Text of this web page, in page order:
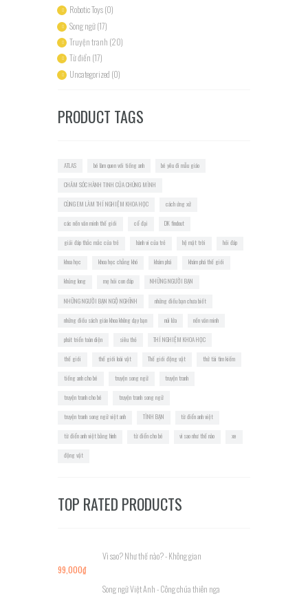
Robotic Toys(0)
Song ngữ(17)
Truyện tranh (20)
Từ điển (17)
Uncategorized (0)
PRODUCT TAGS
ATLAS bé làm quen với tiếng anh bé yêu đi mẫu giáo
CHĂM SÓC HÀNH TINH CỦA CHÚNG MÌNH
CÙNG EM LÀM THÍ NGHIỆM KHOA HỌC cách ứng xử
các nền văn minh thế giới cổ đại DK findout
giải đáp thắc mắc của trẻ hành vi của trẻ hệ mặt trời hỏi đáp
khoa học khoa học chẳng khó khám phá khám phá thế giới
khủng long mẹ hỏi con đáp NHỮNG NGƯỜI BẠN
NHỮNG NGƯỜI BẠN NGỘ NGHĨNH những điều bạn chưa biết
những điều sách giáo khoa không dạy bạn núi lửa nền văn minh
phát triển toàn diện siêu thỏ THÍ NGHIỆM KHOA HỌC
thế giới thế giới loài vật Thế giới động vật thử tài tìm kiếm
tiếng anh cho bé truyện song ngữ truyện tranh
truyện tranh cho bé truyện tranh song ngữ
truyện tranh song ngữ việt anh TÌNH BẠN từ điển anh việt
từ điển anh việt bằng hình từ điển cho bé vì sao như thế nào xe
động vật
TOP RATED PRODUCTS
Vì sao? Như thế nào? - Không gian
99,000₫
Song ngữ Việt Anh - Công chúa thiên nga